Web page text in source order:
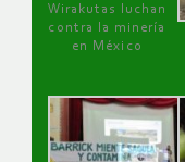
Wirakutas luchan
contra la minería
en México